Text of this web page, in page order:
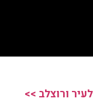
ורוצלב >>